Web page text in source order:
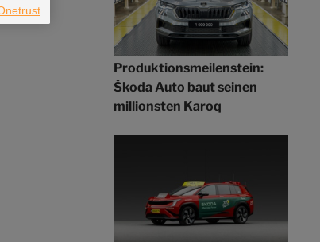
Produktionsmeilenstein:
Škoda Auto baut seinen
millionsten Karoq